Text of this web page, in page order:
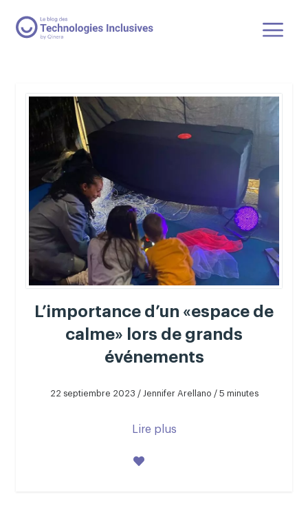
L’importance d’un «espace de
calme» lors de grands
événements
22 septiembre 2023 / Jennifer Arellano / 5 minutes
Lire plus